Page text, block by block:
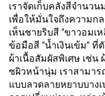
เราจัดเก็บคลังสีจำนว
เพื่อให้มั่นใจถึงความ
เห็นชายริบสี "ขาวอมเ
ข้อมือสี "น้ำเงินเข้ม" ที่
ผ้าเนื้อสัมผัสพิเศษ เช่น
ซผิวหน้านุ่ม เราสามาร
แบบลวดลายหยาบบาง